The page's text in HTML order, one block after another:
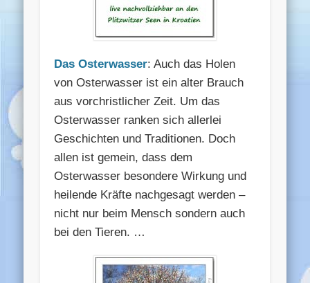
Das Osterwasser: Auch das Holen
von Osterwasser ist ein alter Brauch
aus vorchristlicher Zeit. Um das
Osterwasser ranken sich allerlei
Geschichten und Traditionen. Doch
allen ist gemein, dass dem
Osterwasser besondere Wirkung und
heilende Kräfte nachgesagt werden –
nicht nur beim Mensch sondern auch
bei den Tieren. …